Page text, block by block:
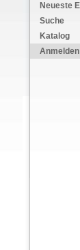
Neueste
Suche
Katalog
Anmelden